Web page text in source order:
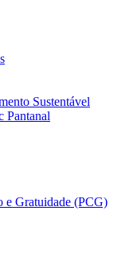
Sustentável
Pantanal
e Gratuidade (PCG)